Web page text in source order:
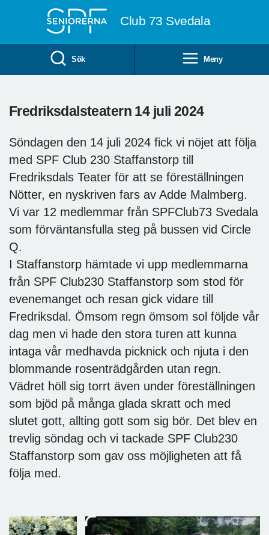
Club 73 Svedala
Sök Meny
Fredriksdalsteatern 14 juli 2024
Söndagen den 14 juli 2024 fick vi nöjet att följa
med SPF Club 230 Staffanstorp till
Fredriksdals Teater för att se föreställningen
Nötter, en nyskriven fars av Adde Malmberg.
Vi var 12 medlemmar från SPFClub73 Svedala
som förväntansfulla steg på bussen vid Circle
Q.
I Staffanstorp hämtade vi upp medlemmarna
från SPF Club230 Staffanstorp som stod för
evenemanget och resan gick vidare till
Fredriksdal. Ömsom regn ömsom sol följde vår
dag men vi hade den stora turen att kunna
intaga vår medhavda picknick och njuta i den
blommande rosenträdgården utan regn.
Vädret höll sig torrt även under föreställningen
som bjöd på många glada skratt och med
slutet gott, allting gott som sig bör. Det blev en
trevlig söndag och vi tackade SPF Club230
Staffanstorp som gav oss möjligheten att få
följa med.